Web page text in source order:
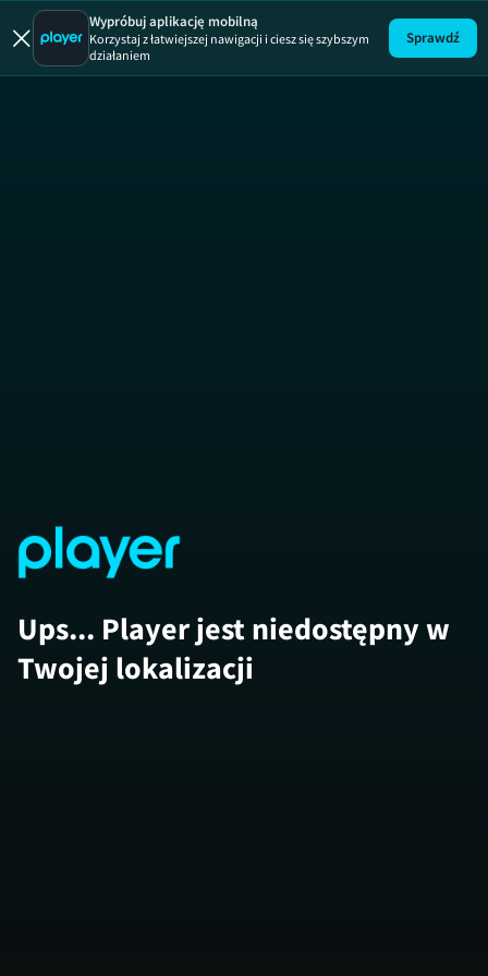
Race Bikes
Wypróbuj aplikację mobilną
Korzystaj z łatwiejszej nawigacji i ciesz się szybszym
działaniem
Sprawdź
Ups... Player jest niedostępny w
Twojej lokalizacji